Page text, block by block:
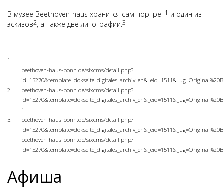
В музее Beethoven-haus хранится сам портрет1 и один из
эскизов2, а также две литографии.3
1.
beethoven-haus-bonn.de/sixcms/detail.php?
2.
beethoven-haus-bonn.de/sixcms/detail.php?
1
3.
beethoven-haus-bonn.de/sixcms/detail.php?
beethoven-haus-bonn.de/sixcms/detail.php?
Афиша